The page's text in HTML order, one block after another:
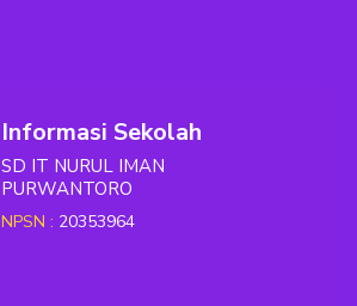
Informasi Sekolah
SD IT NURUL IMAN
PURWANTORO
NPSN : 20353964